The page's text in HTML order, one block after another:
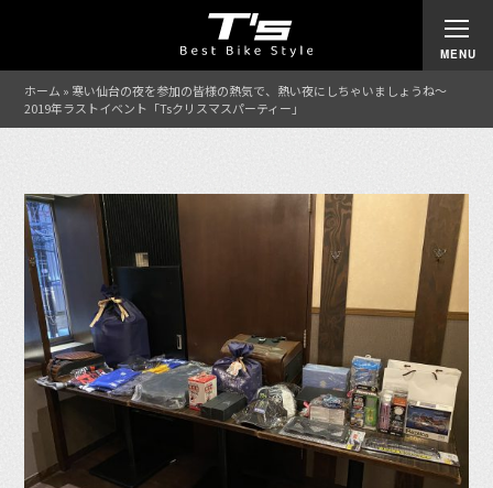
ホーム » 寒い仙台の夜を参加の皆様の熱気で、熱い夜にしちゃいましょうね〜
2019年ラストイベント「Tsクリスマスパーティー」